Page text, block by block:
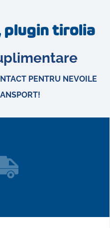
plugin tirolia
PENTRU NEVOILE